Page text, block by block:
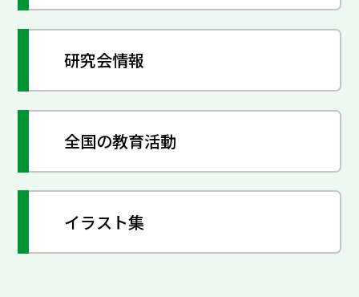
研究会情報
全国の教育活動
イラスト集